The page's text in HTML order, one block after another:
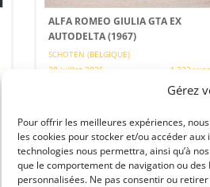
Gérez
Pour offrir les meilleures expériences,
les cookies pour stocker et/ou accéder
technologies nous permettra, ainsi qu’à
que le comportement de navigation ou
personnalisées. Ne pas consentir ou
ALFA ROMEO GIULIA GTA EX
AUTODELTA (1967)
SCHOTEN (BELGIQUE)
28 juillet 2026
4 333 vues
Vends ALFA ROMEO Giulia Sprint GTA
propriété. Un morceau d'histoire qui
ne demande qu'une petite révision et
le remplacement des équipements de
sécurité pour retrouver la piste.